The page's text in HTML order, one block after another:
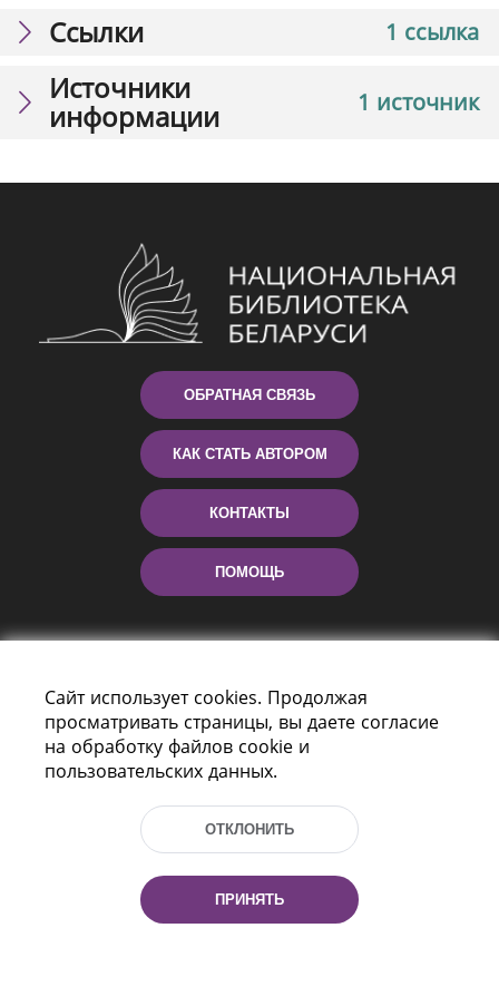
1 ссылка
Ссылки
1 источник
Источники
информации
ОБРАТНАЯ СВЯЗЬ
КАК СТАТЬ АВТОРОМ
КОНТАКТЫ
ПОМОЩЬ
Пр-т Независимости 116
г. Минск, Республика Беларусь, 220114
Тел.: (+375 17) 368 37 37, Факс: (+375 17)
Эл. почта: inbox@nlb.by
Сайт использует cookies. Продолжая
просматривать страницы, вы даете согласие
на обработку файлов cookie и
пользовательских данных.
ОТКЛОНИТЬ
ПРИНЯТЬ